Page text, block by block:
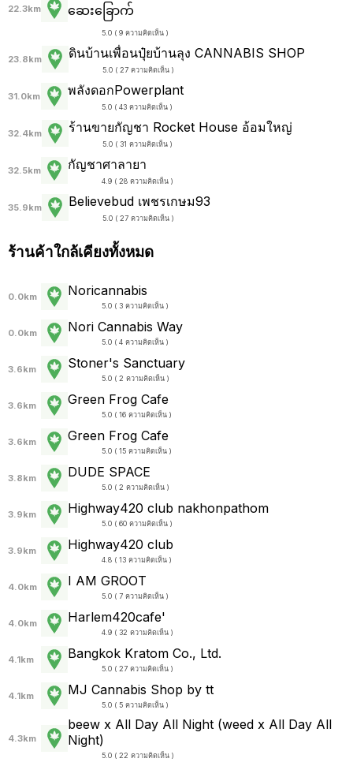
22.3km
ဆေးခြောက်
5.0 ( 9 ความคิดเห็น )
23.8km ดินบ้านเพื่อนปุ๋ยบ้านลุง CANNABIS SHOP
5.0 ( 27 ความคิดเห็น )
31.0km พลังดอกPowerplant
5.0 ( 43 ความคิดเห็น )
32.4km ร้านขายกัญชา Rocket House อ้อมใหญ่
5.0 ( 31 ความคิดเห็น )
32.5km กัญชาศาลายา
4.9 ( 28 ความคิดเห็น )
35.9km Believebud เพชรเกษม93
5.0 ( 27 ความคิดเห็น )
ร้านค้าใกล้เคียงทั้งหมด
0.0km Noricannabis
5.0 ( 3 ความคิดเห็น )
0.0km Nori Cannabis Way
5.0 ( 4 ความคิดเห็น )
3.6km Stoner's Sanctuary
5.0 ( 2 ความคิดเห็น )
3.6km Green Frog Cafe
5.0 ( 16 ความคิดเห็น )
3.6km Green Frog Cafe
5.0 ( 15 ความคิดเห็น )
3.8km DUDE SPACE
5.0 ( 2 ความคิดเห็น )
3.9km Highway420 club nakhonpathom
5.0 ( 60 ความคิดเห็น )
3.9km Highway420 club
4.8 ( 13 ความคิดเห็น )
4.0km I AM GROOT
5.0 ( 7 ความคิดเห็น )
4.0km Harlem420cafe'
4.9 ( 32 ความคิดเห็น )
4.1km Bangkok Kratom Co., Ltd.
5.0 ( 27 ความคิดเห็น )
4.1km MJ Cannabis Shop by tt
5.0 ( 5 ความคิดเห็น )
4.3km
beew x All Day All Night (weed x All Day All
Night)
5.0 ( 22 ความคิดเห็น )